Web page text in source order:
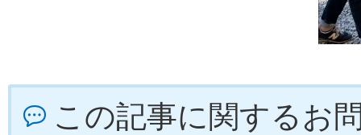
この記事に関するお